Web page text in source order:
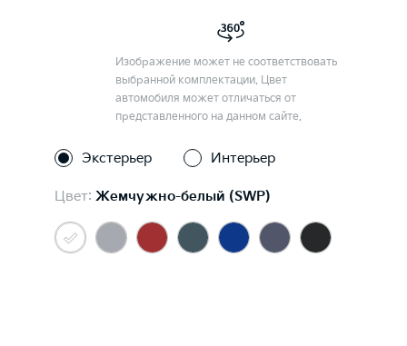
Изображение может не соответствовать
выбранной комплектации. Цвет
автомобиля может отличаться от
представленного на данном сайте.
Экстерьер Интерьер
Цвет: Жемчужно-белый (SWP)